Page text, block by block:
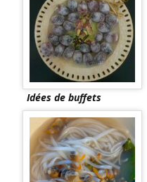
Idées de buffets